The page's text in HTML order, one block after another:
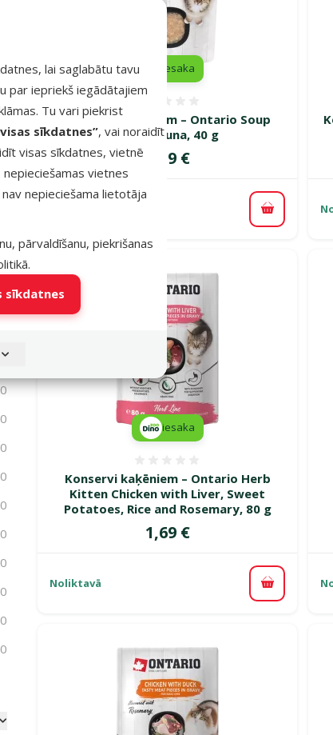
lai saglabātu tavu
par iepriekš iegādātajiem
Tu vari piekrist
sīkdatnes”, vai noraidīt
visas sīkdatnes, vietnē
vietnes
nepieciešama lietotāja
pārvaldīšanu, piekrišanas
.
sīkdatnes
0
0
0
0
0
0
0
0
0
0
0
0
0
0
0
0
0
Konservi kaķēniem – Ontario Soup
Kitten Tuna, 40 g
Cena
1,19 €
iesaka
Pievienot
Konservi kaķēniem – Ontario Herb
Kitten Chicken with Liver, Sweet
Potatoes, Rice and Rosemary, 80 g
Cena
1,69 €
iesaka
Noliktavā Pievienot